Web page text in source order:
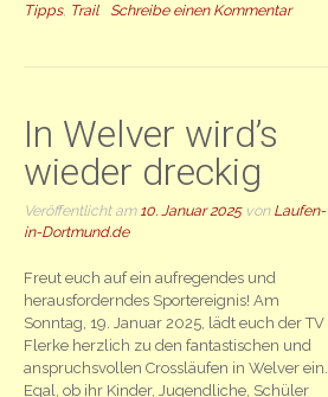
Tipps, Trail Schreibe einen Kommentar
In Welver wird’s
wieder dreckig
Veröffentlicht am 10. Januar 2025von Laufen-
in-Dortmund.de
Freut euch auf ein aufregendes und
herausforderndes Sportereignis! Am
Sonntag, 19. Januar 2025, lädt euch der TV
Flerke herzlich zu den fantastischen und
anspruchsvollen Crossläufen in Welver ein.
Egal, ob ihr Kinder, Jugendliche, Schüler